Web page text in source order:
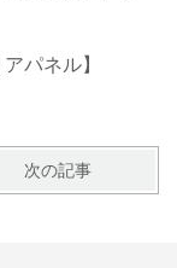
パネル】
次の記事